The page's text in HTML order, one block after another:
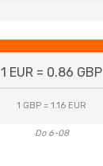
1 EUR = 0.86 GBP
1 GBP = 1.16 EUR
Do 6-08